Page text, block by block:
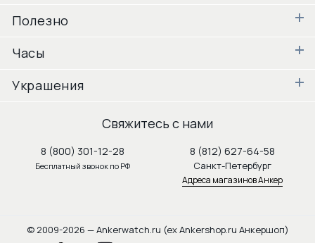
Полезно
Часы
Украшения
Свяжитесь с нами
8 (800) 301-12-28
Бесплатный звонок по РФ
8 (812) 627-64-58
Санкт-Петербург
Адреса магазинов Анкер
© 2009-2026 — Ankerwatch.ru (ex Ankershop.ru Анкершоп)